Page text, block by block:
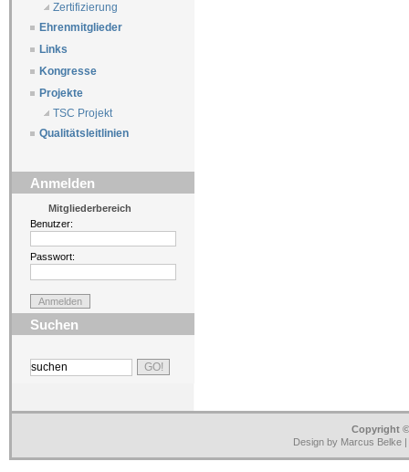
Zertifizierung
Ehrenmitglieder
Links
Kongresse
Projekte
TSC Projekt
Qualitätsleitlinien
Anmelden
Mitgliederbereich
Benutzer:
Passwort:
Suchen
Copyright
Design by Marcus Belke